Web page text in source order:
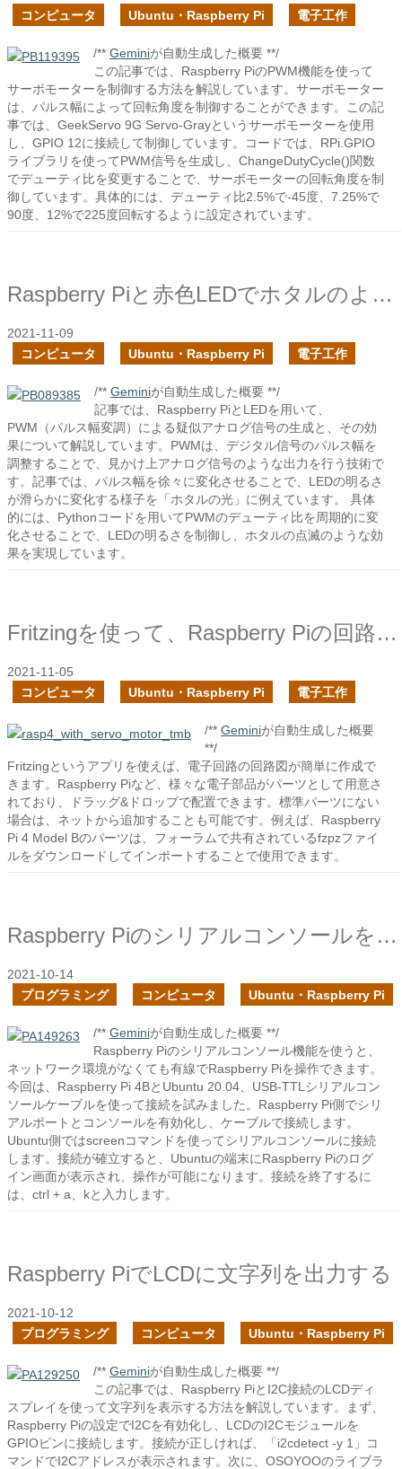
コンピュータ
Ubuntu・Raspberry Pi 電子工作
/** Geminiが自動生成した概要 **/
この記事では、Raspberry PiのPWM機能を使って
サーボモーターを制御する方法を解説しています。サーボモーター
は、パルス幅によって回転角度を制御することができます。この記
事では、GeekServo 9G Servo-Grayというサーボモーターを使用
し、GPIO 12に接続して制御しています。コードでは、RPi.GPIO
ライブラリを使ってPWM信号を生成し、ChangeDutyCycle()関数
でデューティ比を変更することで、サーボモーターの回転角度を制
御しています。具体的には、デューティ比2.5%で-45度、7.25%で
90度、12%で225度回転するように設定されています。
Raspberry Piと赤色LEDでホタルのような点滅を試す
2021-11-09
コンピュータ
Ubuntu・Raspberry Pi 電子工作
/** Geminiが自動生成した概要 **/
記事では、Raspberry PiとLEDを用いて、
PWM（パルス幅変調）による疑似アナログ信号の生成と、その効
果について解説しています。PWMは、デジタル信号のパルス幅を
調整することで、見かけ上アナログ信号のような出力を行う技術で
す。記事では、パルス幅を徐々に変化させることで、LEDの明るさ
が滑らかに変化する様子を「ホタルの光」に例えています。 具体
的には、Pythonコードを用いてPWMのデューティ比を周期的に変
化させることで、LEDの明るさを制御し、ホタルの点滅のような効
果を実現しています。
Fritzingを使って、Raspberry Piの回路図を作成する
2021-11-05
コンピュータ
Ubuntu・Raspberry Pi 電子工作
/** Geminiが自動生成した概要
**/
Fritzingというアプリを使えば、電子回路の回路図が簡単に作成で
きます。Raspberry Piなど、様々な電子部品がパーツとして用意さ
れており、ドラッグ&ドロップで配置できます。標準パーツにない
場合は、ネットから追加することも可能です。例えば、Raspberry
Pi 4 Model Bのパーツは、フォーラムで共有されているfzpzファイ
ルをダウンロードしてインポートすることで使用できます。
Raspberry Piのシリアルコンソールを試す
2021-10-14
プログラミング
コンピュータ Ubuntu・Raspberry Pi
/** Geminiが自動生成した概要 **/
Raspberry Piのシリアルコンソール機能を使うと、
ネットワーク環境がなくても有線でRaspberry Piを操作できます。
今回は、Raspberry Pi 4BとUbuntu 20.04、USB-TTLシリアルコン
ソールケーブルを使って接続を試みました。Raspberry Pi側でシリ
アルポートとコンソールを有効化し、ケーブルで接続します。
Ubuntu側ではscreenコマンドを使ってシリアルコンソールに接続
します。接続が確立すると、Ubuntuの端末にRaspberry Piのログ
イン画面が表示され、操作が可能になります。接続を終了するに
は、ctrl + a、kと入力します。
Raspberry PiでLCDに文字列を出力する
2021-10-12
プログラミング
コンピュータ Ubuntu・Raspberry Pi
/** Geminiが自動生成した概要 **/
この記事では、Raspberry PiとI2C接続のLCDディ
スプレイを使って文字列を表示する方法を解説しています。まず、
Raspberry Piの設定でI2Cを有効化し、LCDのI2Cモジュールを
GPIOピンに接続します。接続が正しければ、「i2cdetect -y 1」コ
マンドでI2Cアドレスが表示されます。次に、OSOYOOのライブラ